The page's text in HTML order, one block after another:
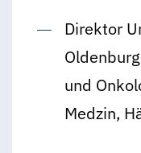
Direktor
und
Medzin,